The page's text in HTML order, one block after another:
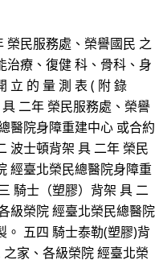
榮民服務處、榮譽國民 之
治療、復健 科、骨科、身
立 的 量 測 表 ( 附 錄
二年 榮民服務處、榮譽
醫院身障重建中心 或合約
波士頓背架 具 二年 榮民
經臺北榮民總醫院身障重
騎士（塑膠）背架 具 二
級榮院 經臺北榮民總醫院
。 五四 騎士泰勒(塑膠)背
家、各級榮院 經臺北榮